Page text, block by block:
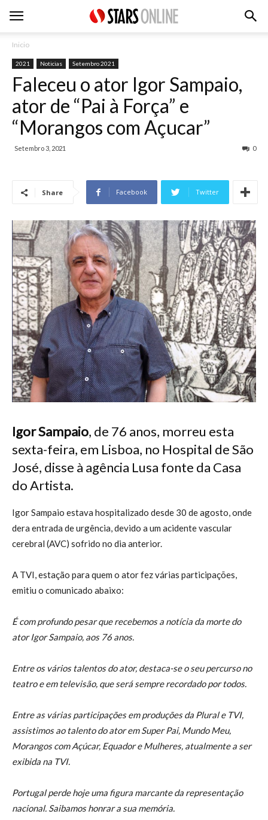
Inicio
2021 Noticias Setembro 2021
Faleceu o ator Igor Sampaio,
ator de “Pai à Força” e
“Morangos com Açucar”
Setembro 3, 2021 0
Share Facebook Twitter
Igor Sampaio, de 76 anos, morreu esta
sexta-feira, em Lisboa, no Hospital de São
José, disse à agência Lusa fonte da Casa
do Artista.
Igor Sampaio estava hospitalizado desde 30 de agosto, onde
dera entrada de urgência, devido a um acidente vascular
cerebral (AVC) sofrido no dia anterior.
A TVI, estação para quem o ator fez várias participações,
emitiu o comunicado abaixo:
É com profundo pesar que recebemos a notícia da morte do
ator Igor Sampaio, aos 76 anos.
Entre os vários talentos do ator, destaca-se o seu percurso no
teatro e em televisão, que será sempre recordado por todos.
Entre as várias participações em produções da Plural e TVI,
assistimos ao talento do ator em Super Pai, Mundo Meu,
Morangos com Açúcar, Equador e Mulheres, atualmente a ser
exibida na TVI.
Portugal perde hoje uma figura marcante da representação
nacional. Saibamos honrar a sua memória.